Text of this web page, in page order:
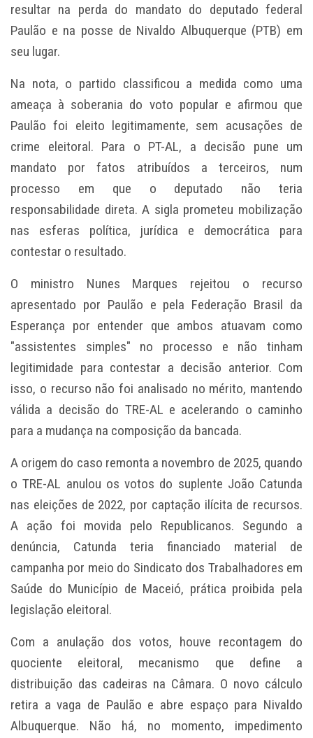
resultar na perda do mandato do deputado federal
Paulão e na posse de Nivaldo Albuquerque (PTB) em
seu lugar.
Na nota, o partido classificou a medida como uma
ameaça à soberania do voto popular e afirmou que
Paulão foi eleito legitimamente, sem acusações de
crime eleitoral. Para o PT-AL, a decisão pune um
mandato por fatos atribuídos a terceiros, num
processo em que o deputado não teria
responsabilidade direta. A sigla prometeu mobilização
nas esferas política, jurídica e democrática para
contestar o resultado.
O ministro Nunes Marques rejeitou o recurso
apresentado por Paulão e pela Federação Brasil da
Esperança por entender que ambos atuavam como
"assistentes simples" no processo e não tinham
legitimidade para contestar a decisão anterior. Com
isso, o recurso não foi analisado no mérito, mantendo
válida a decisão do TRE-AL e acelerando o caminho
para a mudança na composição da bancada.
A origem do caso remonta a novembro de 2025, quando
o TRE-AL anulou os votos do suplente João Catunda
nas eleições de 2022, por captação ilícita de recursos.
A ação foi movida pelo Republicanos. Segundo a
denúncia, Catunda teria financiado material de
campanha por meio do Sindicato dos Trabalhadores em
Saúde do Município de Maceió, prática proibida pela
legislação eleitoral.
Com a anulação dos votos, houve recontagem do
quociente eleitoral, mecanismo que define a
distribuição das cadeiras na Câmara. O novo cálculo
retira a vaga de Paulão e abre espaço para Nivaldo
Albuquerque. Não há, no momento, impedimento